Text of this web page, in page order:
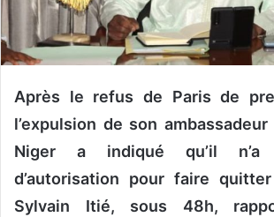
r
i
e
Après le refus de Paris de
l’expulsion de son
Niger a indiqué qu’il n’a
d’autorisation pour faire
Sylvain Itié, sous 48h,